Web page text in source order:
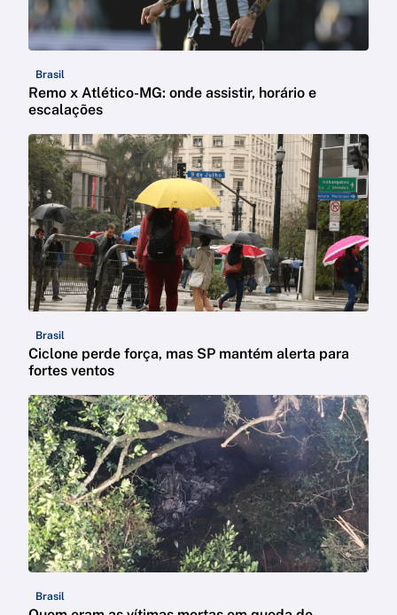
Brasil
Remo x Atlético-MG: onde assistir, horário e
escalações
Brasil
Ciclone perde força, mas SP mantém alerta para
fortes ventos
Brasil